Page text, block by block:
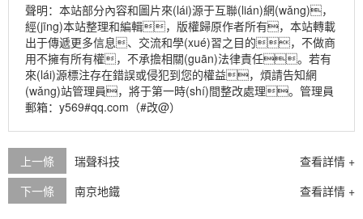
聲明：本站部分內容和圖片來(lái)源于互聯(lián)網(wǎng)，
經(jīng)本站整理和編輯，版權歸原作者所有，本站轉載
出于傳遞更多信息、交流和學(xué)習之目的，不做商
用不擁有所有權，不承擔相關(guān)法律責任。若有
來(lái)源標注存在錯誤或侵犯到您的權益，煩請告知網
(wǎng)站管理員，將于第一時(shí)間整改處理。管理員
郵箱：y569#qq.com（#改@）
上一條 瑞聲科技
查看詳情 +
下一條
南京地鐵 查看詳情 +